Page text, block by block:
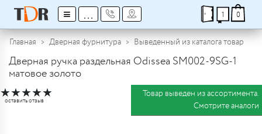
≡ ... 1 0
Главная Дверная фурнитура Выведенный из каталога товар
Дверная ручка раздельная Odissea SM002-9SG-1
матовое золото
★★★★★
оставить отзыв
Товар выведен из ассортимента.
Смотрите аналоги